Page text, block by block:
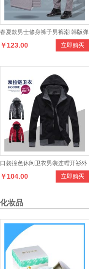
春夏款男士修身裤子男裤潮 韩版弹
力男式休闲裤男 立即购买
￥123.00
口袋撞色休闲卫衣男装连帽开衫外
套 立即购买
￥104.00
化妆品